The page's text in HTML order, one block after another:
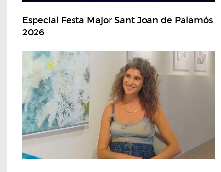
Especial Festa Major Sant Joan de Palamós
2026